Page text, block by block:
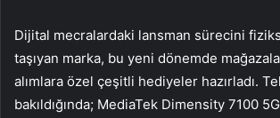
Dijital mecralardaki lansman sürecini
taşıyan marka, bu yeni dönemde
alımlara özel çeşitli hediyeler hazırladı.
bakıldığında; MediaTek Dimensity 7100